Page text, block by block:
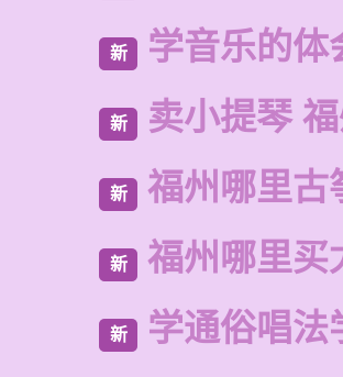
新 学音乐的体
新 卖小提琴
新 福州哪里古
新 福州哪里买
新 学通俗唱法